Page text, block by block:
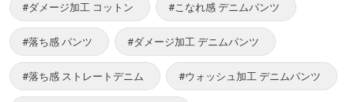
#ダメージ加工 コットン #こなれ感 デニムパンツ
#落ち感 パンツ #ダメージ加工 デニムパンツ
#落ち感 ストレートデニム #ウォッシュ加工 デニムパンツ